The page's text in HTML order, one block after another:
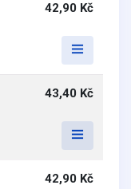
42,90 Kč
43,40 Kč
42,90 Kč